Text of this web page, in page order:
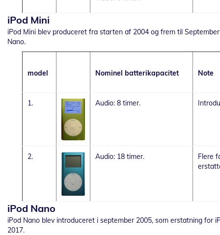
iPod Mini
iPod Mini blev produceret fra starten af 2004 og frem til
Nano.
model Nominel batterikapacitet Note
1. Audio: 8 timer.
2. Audio: 18 timer.
Flere
iPod Nano
iPod Nano blev introduceret i september 2005, som erstatning for
2017.